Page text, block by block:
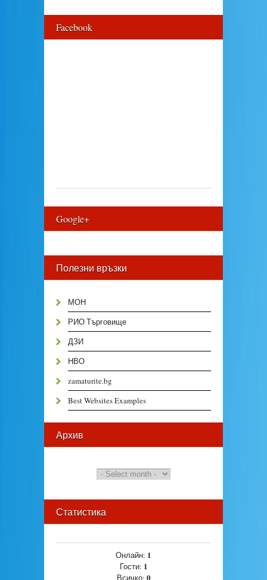
Facebook
Google+
Полезни връзки
МОН
РИО Търговище
ДЗИ
НВО
zamaturite.bg
Best Websites Examples
Архив
Статистика
Онлайн: 1
Гости: 1
Всичко: 0